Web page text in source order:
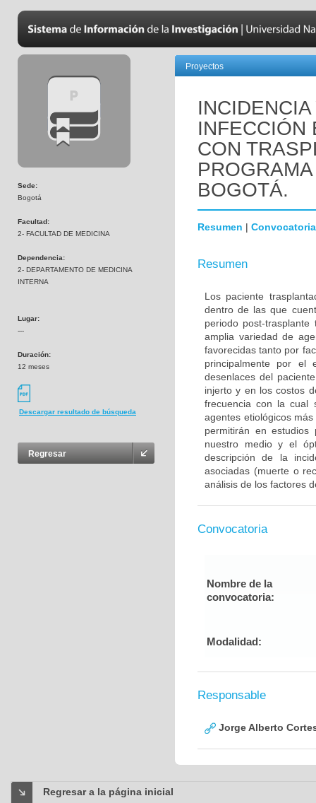
Sede:
Bogotá
Facultad:
2- FACULTAD DE MEDICINA
Dependencia:
2- DEPARTAMENTO DE MEDICINA
INTERNA
Lugar:
---
Duración:
12 meses
Descargar resultado de búsqueda
Regresar
Proyectos
INFECCIÓN
CON
BOGOTÁ.
Resumen | Convocatoria
Resumen
Los paciente
dentro de las que
periodo post-
amplia variedad de
favorecidas tanto por
principalmente por el
desenlaces del
injerto y en los costos
frecuencia con la cual
agentes etiológicos
permitirán en estudios
nuestro medio y el
descripción de la
asociadas (muerte o
análisis de los factores
Convocatoria
Nombre de la
convocatoria:
Modalidad:
Responsable
Jorge Alberto
Regresar a la página inicial